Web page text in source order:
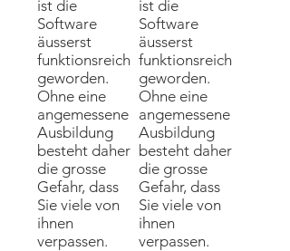
ist die
Software
äusserst
funktionsreich
geworden.
Ohne eine
angemessene
Ausbildung
besteht daher
die grosse
Gefahr, dass
Sie viele von
ihnen
verpassen.
ist die
Software
äusserst
funktionsreich
geworden.
Ohne eine
angemessene
Ausbildung
besteht daher
die grosse
Gefahr, dass
Sie viele von
ihnen
verpassen.